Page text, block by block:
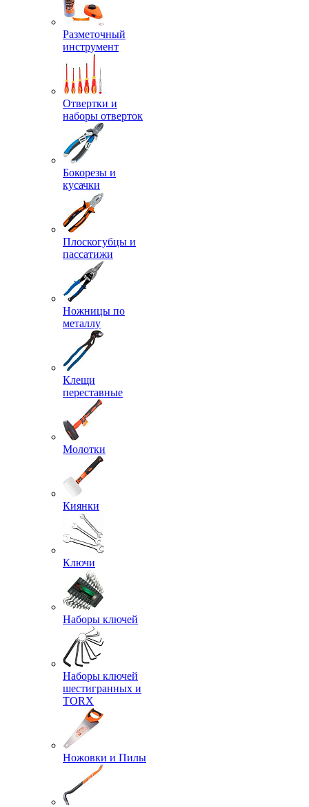
Разметочный
инструмент
Отвертки и
наборы отверток
Бокорезы и
кусачки
Плоскогубцы и
пассатижи
Ножницы по
металлу
Клещи
переставные
Молотки
Киянки
Ключи
Наборы ключей
Наборы ключей
шестигранных и
TORX
Ножовки и Пилы